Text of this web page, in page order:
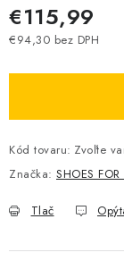
€115,99
€94,30 bez DPH
Kód tovaru: Zvoľte
Značka: SHOES FOR
Tlač